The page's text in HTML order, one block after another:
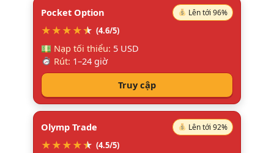
Pocket Option Lên tới 96%
★★★★★
★ (4.6/5)
Nạp tối thiểu: 5 USD
Rút: 1–24 giờ
Truy cập
Olymp Trade Lên tới 92%
★★★★★
★ (4.5/5)